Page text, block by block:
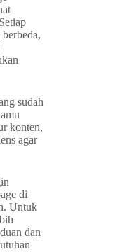
sudah
konten,
agar
di
Untuk
dan